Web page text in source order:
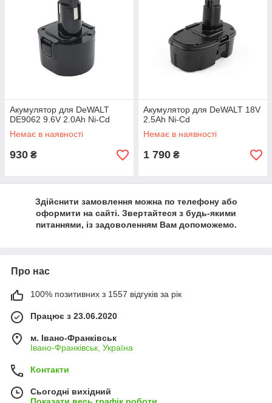
Акумулятор для DeWALT
DE9062 9.6V 2.0Ah Ni-Cd
Немає в наявності
930 ₴
Акумулятор для DeWALT 18V
2.5Ah Ni-Cd
Немає в наявності
1 790 ₴
Здійснити замовлення можна по телефону або
оформити на сайті. Звертайтеся з будь-якими
питаннями, із задоволенням Вам допоможемо.
Про нас
100% позитивних з 1557 відгуків за рік
Працює з 23.06.2020
м. Івано-Франківськ
Івано-Франківськ, Україна
Контакти
Сьогодні вихідний